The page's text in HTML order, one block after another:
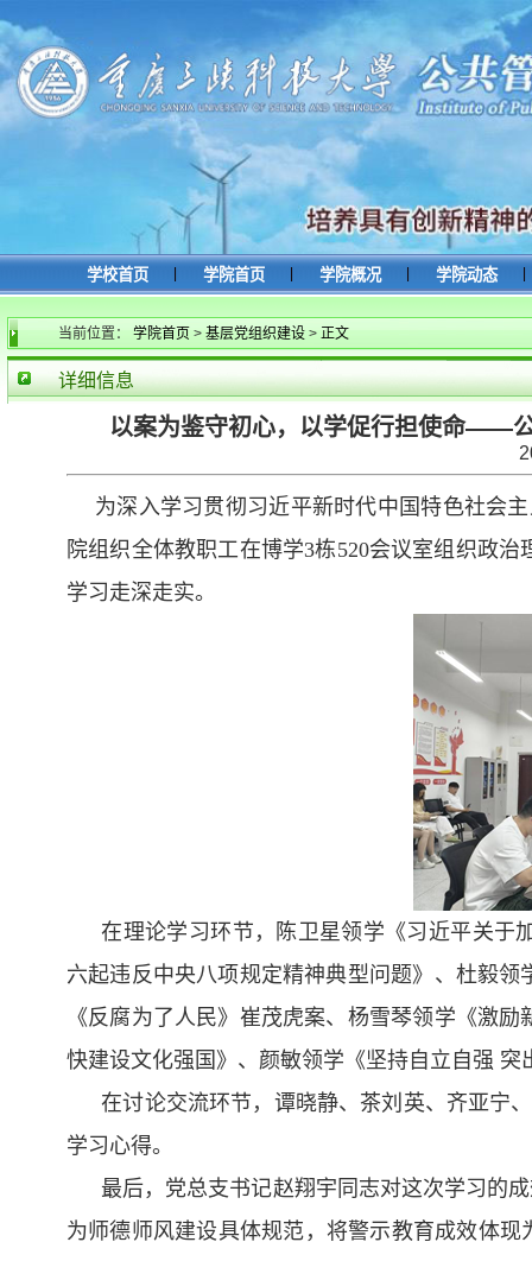
学校首页 学院首页 学院概况 学院动态
当前位置： 学院首页 > 基层党组织建设 > 正文
详细信息
以案为鉴守初心，以学促行担使命——
为深入学习贯彻习近平新时代中国特色社会
院组织全体教职工在博学3栋520会议室组织政
学习走深走实。
在理论学习环节，陈卫星领学《习近平关于
六起违反中央八项规定精神典型问题》、杜毅
《反腐为了人民》崔茂虎案、杨雪琴领学《激
快建设文化强国》、颜敏领学《坚持自立自强
在讨论交流环节，谭晓静、茶刘英、齐亚宁
学习心得。
最后，党总支书记赵翔宇同志对这次学习的
为师德师风建设具体规范，将警示教育成效体